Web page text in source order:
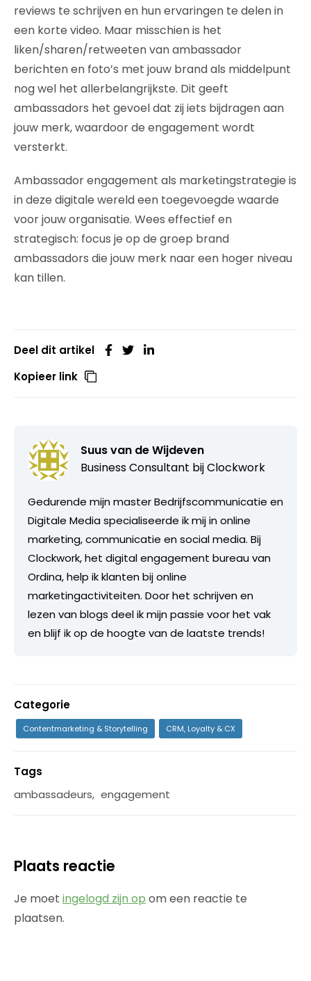
reviews te schrijven en hun ervaringen te delen in
een korte video. Maar misschien is het
liken/sharen/retweeten van ambassador
berichten en foto’s met jouw brand als middelpunt
nog wel het allerbelangrijkste. Dit geeft
ambassadors het gevoel dat zij iets bijdragen aan
jouw merk, waardoor de engagement wordt
versterkt.
Ambassador engagement als marketingstrategie is
in deze digitale wereld een toegevoegde waarde
voor jouw organisatie. Wees effectief en
strategisch: focus je op de groep brand
ambassadors die jouw merk naar een hoger niveau
kan tillen.
Deel dit artikel
Kopieer link
Suus van de Wijdeven
Business Consultant bijClockwork
Gedurende mijn master Bedrijfscommunicatie en
Digitale Media specialiseerde ik mij in online
marketing, communicatie en social media. Bij
Clockwork, het digital engagement bureau van
Ordina, help ik klanten bij online
marketingactiviteiten. Door het schrijven en
lezen van blogs deel ik mijn passie voor het vak
en blijf ik op de hoogte van de laatste trends!
Categorie
Contentmarketing & Storytelling CRM, Loyalty & CX
Tags
ambassadeurs, engagement
Plaats reactie
Je moet ingelogd zijn op om een reactie te
plaatsen.